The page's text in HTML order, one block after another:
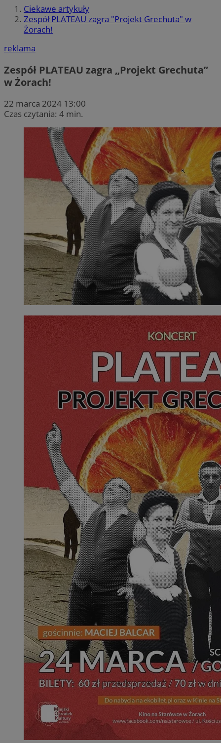
Ciekawe artykuły
Zespół PLATEAU zagra "Projekt Grechuta" w
Żorach!
reklama
Zespół PLATEAU zagra „Projekt Grechuta”
w Żorach!
22 marca 2024 13:00
Czas czytania: 4 min.